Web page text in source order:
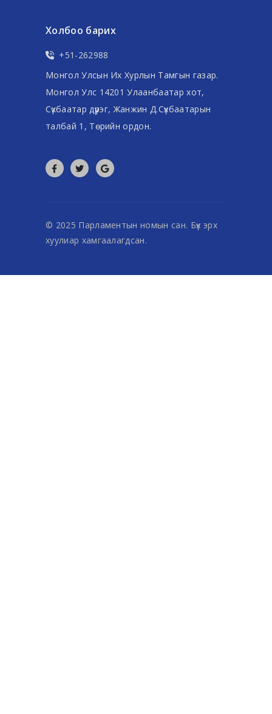
Холбоо барих
+51-262988
Монгол Улсын Их Хурлын Тамгын газар.
Монгол Улс 14201 Улаанбаатар хот,
Сүхбаатар дүүрэг, Жанжин Д.Сүхбаатарын
талбай 1, Төрийн ордон.
© 2025 Парламентын номын сан. Бүх эрх
хуулиар хамгаалагдсан.